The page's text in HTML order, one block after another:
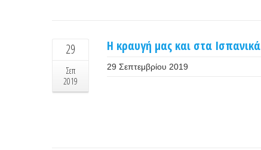
29
Σεπ
2019
Η κραυγή μας και στα Ισπανικά
29 Σεπτεμβρίου 2019